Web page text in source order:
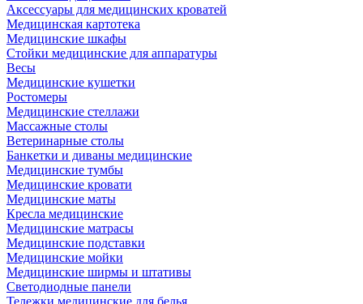
Аксессуары для медицинских кроватей
Медицинская картотека
Медицинские шкафы
Стойки медицинские для аппаратуры
Весы
Медицинские кушетки
Ростомеры
Медицинские стеллажи
Массажные столы
Ветеринарные столы
Банкетки и диваны медицинские
Медицинские тумбы
Медицинские кровати
Медицинские маты
Кресла медицинские
Медицинские матрасы
Медицинские подставки
Медицинские мойки
Медицинские ширмы и штативы
Светодиодные панели
Тележки медицинские для белья